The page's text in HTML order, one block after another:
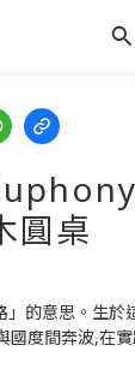
圓桌
的意思。生於
國度間奔波,在